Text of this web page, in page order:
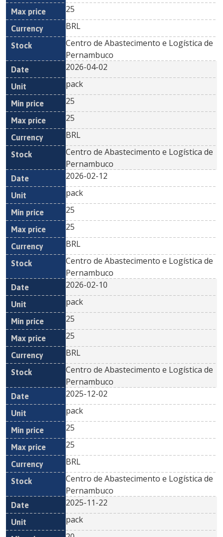
25
BRL
Centro de Abastecimento e Logística de
Pernambuco
2026-04-02
pack
25
25
BRL
Centro de Abastecimento e Logística de
Pernambuco
2026-02-12
pack
25
25
BRL
Centro de Abastecimento e Logística de
Pernambuco
2026-02-10
pack
25
25
BRL
Centro de Abastecimento e Logística de
Pernambuco
2025-12-02
pack
25
25
BRL
Centro de Abastecimento e Logística de
Pernambuco
2025-11-22
pack